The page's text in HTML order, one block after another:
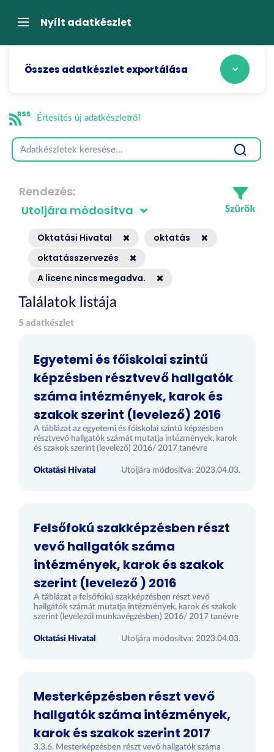
átugrásaNavigációNyílt adatkészlet
Összes adatkészlet exportálása
Értesítés új adatkészletről
Rendezés
Oktatási Hivatal
oktatás
oktatásszervezés
A licenc nincs megadva.
Találatok listája
5 adatkészlet
Egyetemi és főiskolai szintű
képzésben résztvevő hallgatók
száma intézmények, karok és
szakok szerint (levelező) 2016
A táblázat az egyetemi és főiskolai szintű képzésben
résztvevő hallgatók számát mutatja intézmények, karok
és szakok szerint (levelező) 2016/ 2017 tanévre
Oktatási Hivatal Utoljára módosítva: 2023.04.03.
Felsőfokú szakképzésben részt
vevő hallgatók száma
intézmények, karok és szakok
szerint (levelező ) 2016
A táblázat a felsőfokú szakképzésben részt vevő
hallgatók számát mutatja intézmények, karok és szakok
szerint (levelezői munkavégzésben) 2016/ 2017 tanévre
Oktatási Hivatal Utoljára módosítva: 2023.04.03.
Mesterképzésben részt vevő
hallgatók száma intézmények,
karok és szakok szerint 2017
3.3.6. Mesterképzésben részt vevő hallgatók száma